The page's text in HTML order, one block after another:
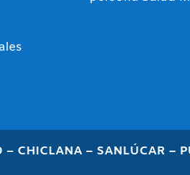
CHICLANA – SANLÚCAR –